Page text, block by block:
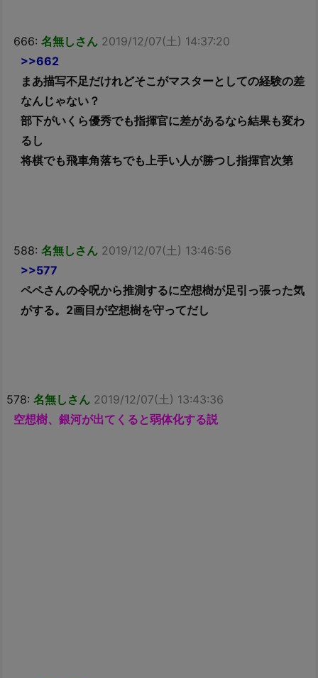
666: 名無しさん 2019/12/07(土) 14:37:20
>>662
まあ描写不足だけれどそこがマスターとしての経験の差
なんじゃない？
部下がいくら優秀でも指揮官に差があるなら結果も変わ
るし
将棋でも飛車角落ちでも上手い人が勝つし指揮官次第
588: 名無しさん 2019/12/07(土) 13:46:56
>>577
ペペさんの令呪から推測するに空想樹が足引っ張った気
がする。2画目が空想樹を守ってだし
578: 名無しさん 2019/12/07(土) 13:43:36
空想樹、銀河が出てくると弱体化する説